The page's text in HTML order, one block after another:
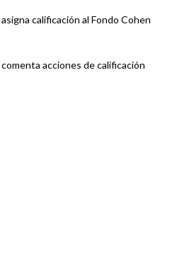
calificación al Fondo Cohen
acciones de calificación